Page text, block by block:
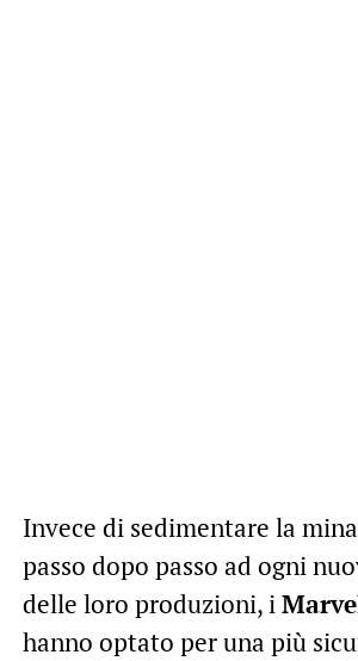
Invece di sedimentare la
passo dopo passo ad ogni
delle loro produzioni, i
hanno optato per una più